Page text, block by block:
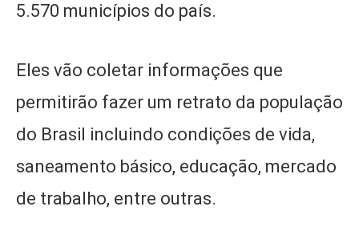
5.570 municípios do país.
Eles vão coletar informações que
permitirão fazer um retrato da população
do Brasil incluindo condições de vida,
saneamento básico, educação, mercado
de trabalho, entre outras.